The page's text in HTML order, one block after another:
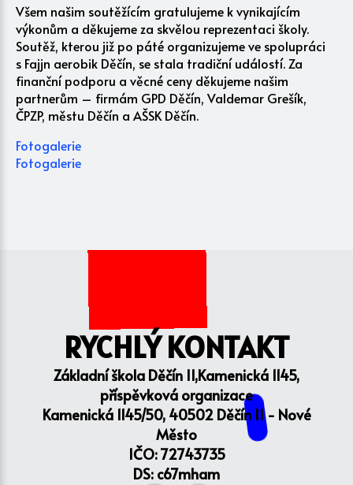
Všem našim soutěžícím gratulujeme k vynikajícím
výkonům a děkujeme za skvělou reprezentaci školy.
Soutěž, kterou již po páté organizujeme ve spolupráci
s Fajjn aerobik Děčín, se stala tradiční událostí. Za
finanční podporu a věcné ceny děkujeme našim
partnerům – firmám GPD Děčín, Valdemar Grešík,
ČPZP, městu Děčín a AŠSK Děčín.
Fotogalerie
Fotogalerie
RYCHLÝ KONTAKT
Základní škola Děčín II,Kamenická 1145,
příspěvková organizace
Kamenická 1145/50, 40502 Děčín II - Nové
Město
IČO: 72743735
DS: c67mham